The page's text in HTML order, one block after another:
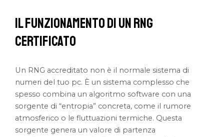
Il Funzionamento di un RNG
Certificato
Un RNG accreditato non è il normale sistema di
numeri del tuo pc. È un sistema complesso che
spesso combina un algoritmo software con una
sorgente di “entropia” concreta, come il rumore
atmosferico o le fluttuazioni termiche. Questa
sorgente genera un valore di partenza